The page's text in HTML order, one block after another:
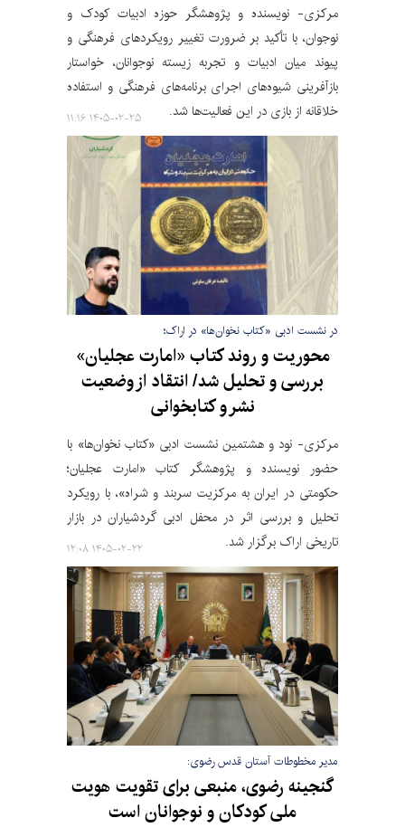
مرکزی- نویسنده و پژوهشگر حوزه ادبیات کودک و
نوجوان، با تأکید بر ضرورت تغییر رویکردهای فرهنگی و
پیوند میان ادبیات و تجربه زیسته نوجوانان، خواستار
بازآفرینی شیوه‌های اجرای برنامه‌های فرهنگی و استفاده
خلاقانه از بازی در این فعالیت‌ها شد.
۱۴۰۵-۰۲-۲۵ ۱۱:۱۶
در نشست ادبی «کتاب نخوان‌ها» در اراک؛
محوریت و روند کتاب «امارت عجلیان»
بررسی و تحلیل شد/ انتقاد از وضعیت
نشر و کتابخوانی
مرکزی- نود و هشتمین نشست ادبی «کتاب نخوان‌ها» با
حضور نویسنده و پژوهشگر کتاب «امارت عجلیان؛
حکومتی در ایران به مرکزیت سربند و شراه»، با رویکرد
تحلیل و بررسی اثر در محفل ادبی گردشیاران در بازار
تاریخی اراک برگزار شد.
۱۴۰۵-۰۲-۲۲ ۱۲:۰۸
مدیر مخطوطات آستان قدس رضوی:
گنجینه رضوی، منبعی برای تقویت هویت
ملی کودکان و نوجوانان است